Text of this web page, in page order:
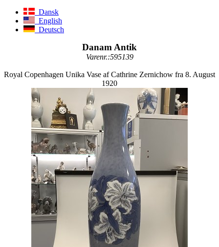
Dansk
English
Deutsch
Danam Antik
Varenr.:595139
Royal Copenhagen Unika Vase af Cathrine Zernichow fra 8. August
1920